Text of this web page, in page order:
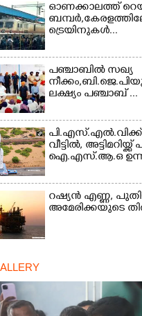
ഓണക്കാലത്ത്
ട്രെയിനുകൾ...
പഞ്ചാബില്‍ സഖ്യ
ലക്ഷ്യം പഞ്ചാബ് ...
പി.എസ്.എൽ.വിക്ക്
വീട്ടിൽ, അട്ടിമറിയ്ക്ക്
ഐ.എസ്.ആ.ഒ
റഷ്യൻ എണ്ണ, പുതിയ
അമേരിക്കയുടെ
Share this link
Copy Link